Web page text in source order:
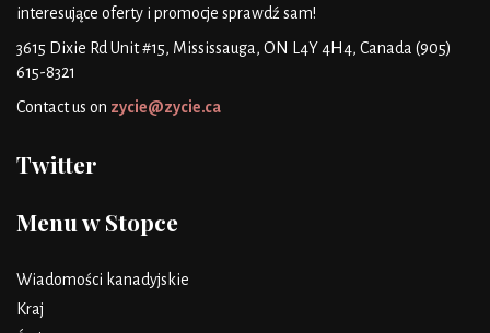
interesujące oferty i promocje sprawdź sam!
3615 Dixie Rd Unit #15, Mississauga, ON L4Y 4H4, Canada (905)
615-8321
Contact us on zycie@zycie.ca
Twitter
Menu w Stopce
Wiadomości kanadyjskie
Kraj